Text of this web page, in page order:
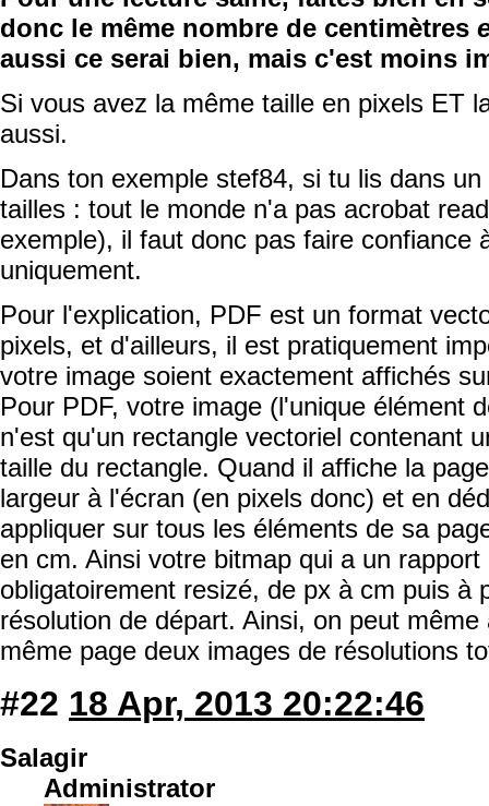
donc le même nombre de centimètres
aussi ce serai bien, mais c'est moins
Si vous avez la même taille en pixels ET
aussi.
Dans ton exemple stef84, si tu lis dans
tailles : tout le monde n'a pas acrobat
exemple), il faut donc pas faire confiance
uniquement.
Pour l'explication, PDF est un format
pixels, et d'ailleurs, il est pratiquement
votre image soient exactement affichés
Pour PDF, votre image (l'unique élément
n'est qu'un rectangle vectoriel contenant
taille du rectangle. Quand il affiche la
largeur à l'écran (en pixels donc) et en
appliquer sur tous les éléments de sa
en cm. Ainsi votre bitmap qui a un
obligatoirement resizé, de px à cm puis à
résolution de départ. Ainsi, on peut
même page deux images de résolutions
#22 18 Apr, 2013 20:22:46
Salagir
Administrator